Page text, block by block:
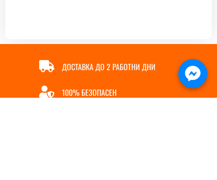
 ДОСТАВКА ДО 2 РАБОТНИ ДНИ
 100% БЕЗОПАСЕН